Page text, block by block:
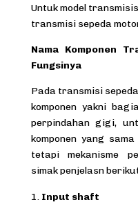
Untuk model
transmisi sepeda
Nama Komponen
Fungsinya
Pada transmisi
komponen yakni
perpindahan gigi,
komponen yang
tetapi mekanisme
simak penjelasn
Input shaft